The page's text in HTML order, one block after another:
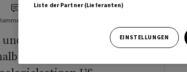
internationale
des Finanzbereichs
Liste der Partner (Lieferanten)
EINSTELLUNGEN